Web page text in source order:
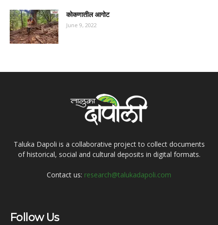
कोकणातील आगोट
June 9, 2022
Taluka Dapoli is a collaborative project to collect documents
of historical, social and cultural deposits in digital formats.
Contact us: research@talukadapoli.com
Follow Us